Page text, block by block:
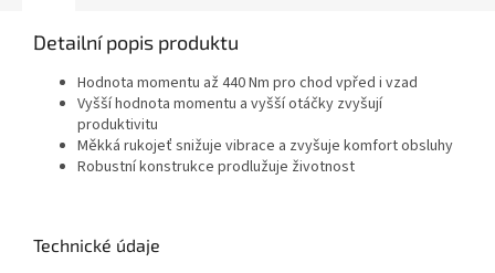
Detailní popis produktu
Hodnota momentu až 440 Nm pro chod vpřed i vzad
Vyšší hodnota momentu a vyšší otáčky zvyšují
produktivitu
Měkká rukojeť snižuje vibrace a zvyšuje komfort obsluhy
Robustní konstrukce prodlužuje životnost
Technické údaje